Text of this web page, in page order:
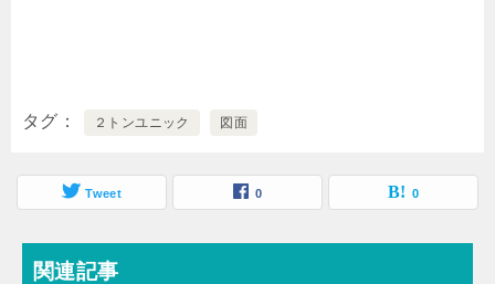
タグ ２トンユニック 図面
Tweet 0 0
関連記事